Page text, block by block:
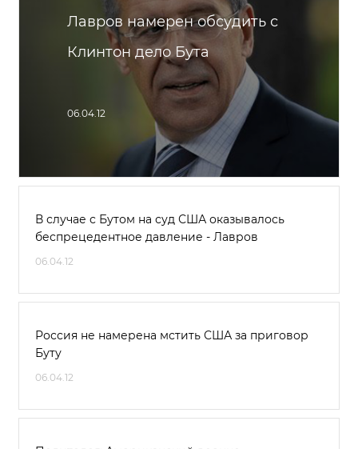
Лавров намерен обсудить с
Клинтон дело Бута
06.04.12
В случае с Бутом на суд США оказывалось
беспрецедентное давление - Лавров
06.04.12
Россия не намерена мстить США за приговор
Буту
06.04.12